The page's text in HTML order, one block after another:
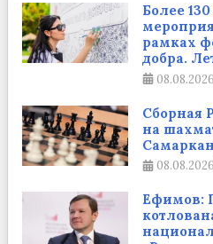
Более
рамках
добра.
08.08.2026
Сборная
на
08.08.2026
Ефимов: